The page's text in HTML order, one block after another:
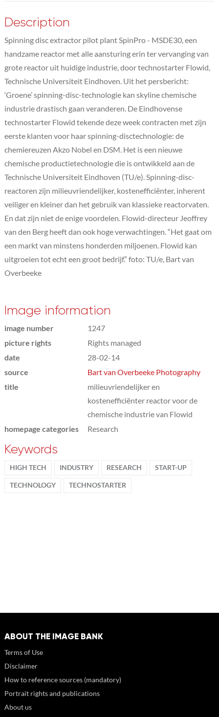
Description
Spinning disc extractor pilot plant SpinPro - MSDE30, een
handzame reactor met alle aansturing erin ter vervanging van
grote reactor uit huidige industrie, door technostarter Flowid,
Technische Universiteit Eindhoven. Uit het persbericht:
‘Groene’ spinning-disc-technologie kan skyline chemische
industrie drastisch gaan veranderen. De Eindhovense
technostarter Flowid tekende deze week contracten met zijn
eerste klanten voor haar spinning-disctechnologie: de
chemiereuzen Akzo Nobel en DSM. Het is een nieuwe
chemische productietechnologie die is ontwikkeld aan de
Technische Universiteit Eindhoven (TU/e). Spinning-disc-
reactoren zijn milieuvriendelijker, kostenefficiënter, inherent
veiliger en kleiner dan het gebruik van klassieke reactorvaten.
En dat zijn niet de enige voordelen. Flowid-directeur Jeoffrey
van den Berg heeft dan ook hoge verwachtingen. “Het gaat om
een markt van minstens honderden miljoenen. Flowid kan
uitgroeien tot echt een groot bedrijf.” foto: TU/e, Bart van
Overbeeke
Image information
image number
1247
picture rights
Rights managed
date
28-02-14
source
Bart van Overbeeke Photography
title
milieuvriendelijker en
kostenefficiënter reactor voor de
chemische industrie van Flowid
homepage categories
Research
Keywords
HIGH TECH INDUSTRY RESEARCH START-UP
TECHNOLOGY TECHNOSTARTER
ABOUT THE IMAGE BANK
Terms of Use
Disclaimer
How to reference sources (mandatory)
Portrait rights and publications
About us